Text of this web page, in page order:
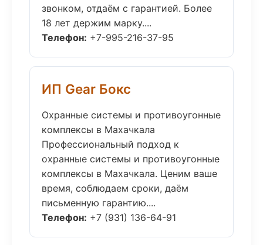
звонком, отдаём с гарантией. Более
18 лет держим марку....
Телефон: +7-995-216-37-95
ИП Gear Бокс
Охранные системы и противоугонные
комплексы в Махачкала
Профессиональный подход к
охранные системы и противоугонные
комплексы в Махачкала. Ценим ваше
время, соблюдаем сроки, даём
письменную гарантию....
Телефон: +7 (931) 136-64-91